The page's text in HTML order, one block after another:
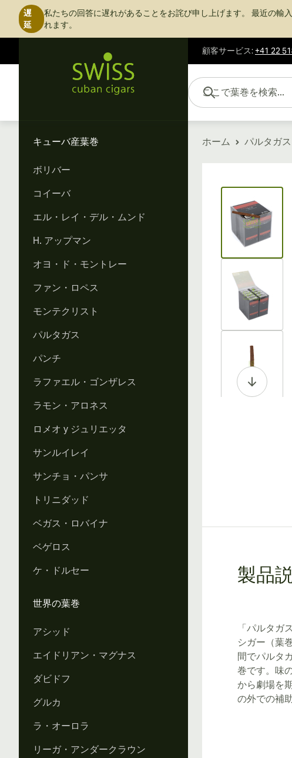
遅
延
私たちの回答に遅れがあることをお詫び申し上げます。 最近の輸
れます。
顧客サービス:+41 22
コンテンツにスキップ
ここで葉巻を検索...
キューバ産葉巻
ボリバー
コイーバ
エル・レイ・デル・ムンド
H. アップマン
オヨ・ド・モントレー
ファン・ロペス
モンテクリスト
パルタガス
パンチ
ラファエル・ゴンザレス
ラモン・アロネス
ロメオ y ジュリエッタ
サンルイレイ
サンチョ・パンサ
トリニダッド
ベガス・ロバイナ
ベゲロス
ケ・ドルセー
世界の葉巻
アシッド
エイドリアン・マグナス
ダビドフ
グルカ
ラ・オーロラ
リーガ・アンダークラウン
ホーム パルタガス
View
製品説
「パルタガ
シガー（葉
間でパルタ
巻です。味
から劇場を
の外での補